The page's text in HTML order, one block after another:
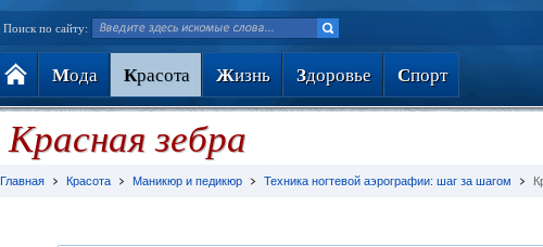
Поиск по сайту:
Мода Красота Жизнь Здоровье Спорт
Красная зебра
Главная Красота Маникюр и педикюр Техника ногтевой аэрографии: шаг за шагом